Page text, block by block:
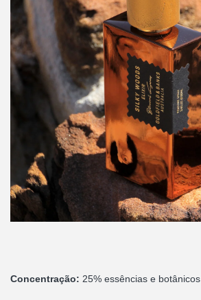
Concentração: 25% essências e botânicos